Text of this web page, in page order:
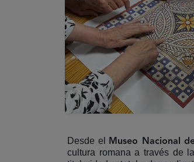
Desde el Museo Nacional
cultura romana a través de